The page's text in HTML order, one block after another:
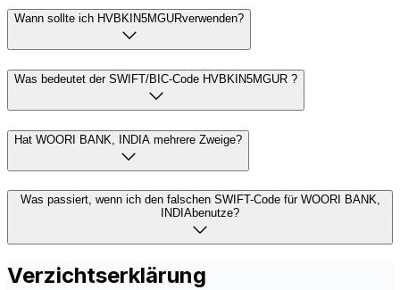
Wann sollte ich HVBKIN5MGURverwenden?
Was bedeutet der SWIFT/BIC-Code HVBKIN5MGUR ?
Hat WOORI BANK, INDIA mehrere Zweige?
Was passiert, wenn ich den falschen SWIFT-Code für WOORI BANK,
INDIAbenutze?
Verzichtserklärung